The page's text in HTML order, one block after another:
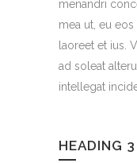
menandri
mea ut, eu
laoreet et ius.
ad soleat
intellegat
HEADING 3